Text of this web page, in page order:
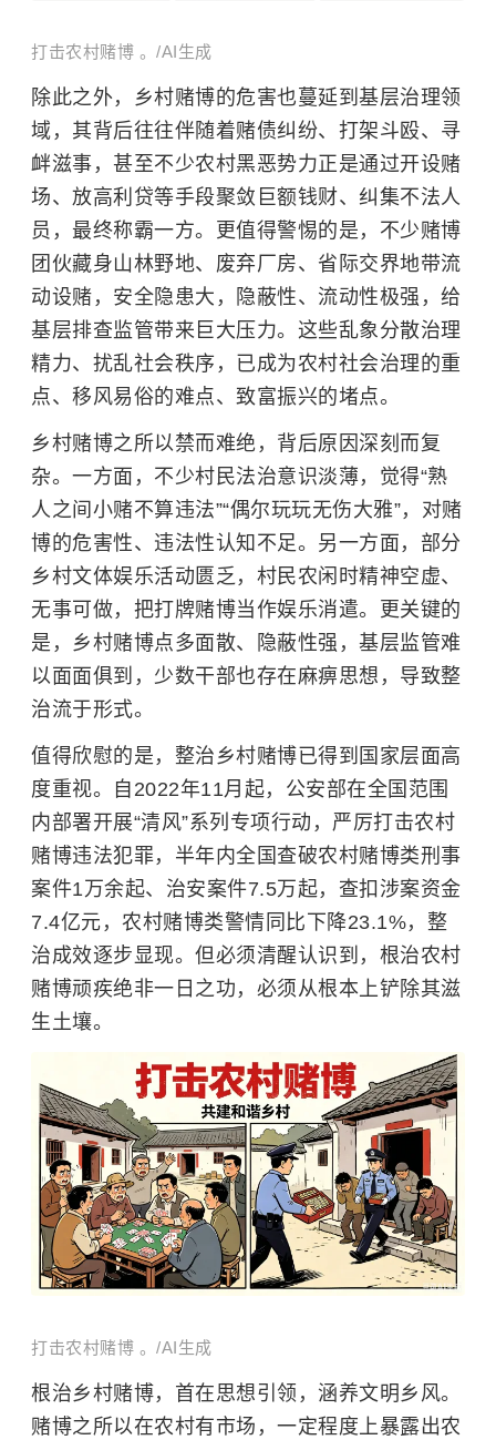
打击农村赌博 。/AI生成
除此之外，乡村赌博的危害也蔓延到基层治理领
域，其背后往往伴随着赌债纠纷、打架斗殴、寻
衅滋事，甚至不少农村黑恶势力正是通过开设赌
场、放高利贷等手段聚敛巨额钱财、纠集不法人
员，最终称霸一方。更值得警惕的是，不少赌博
团伙藏身山林野地、废弃厂房、省际交界地带流
动设赌，安全隐患大，隐蔽性、流动性极强，给
基层排查监管带来巨大压力。这些乱象分散治理
精力、扰乱社会秩序，已成为农村社会治理的重
点、移风易俗的难点、致富振兴的堵点。
乡村赌博之所以禁而难绝，背后原因深刻而复
杂。 一方面，不少村民法治意识淡薄，觉得“熟
人之间小赌不算违法”“偶尔玩玩无伤大雅”，对赌
博的危害性、违法性认知不足。另一方面，部分
乡村文体娱乐活动匮乏，村民农闲时精神空虚、
无事可做，把打牌赌博当作娱乐消遣。更关键的
是，乡村赌博点多面散、隐蔽性强，基层监管难
以面面俱到，少数干部也存在麻痹思想，导致整
治流于形式。
值得欣慰的是，整治乡村赌博已得到国家层面高
度重视。自2022年11月起，公安部在全国范围
内部署开展“清风”系列专项行动，严厉打击农村
赌博违法犯罪，半年内全国查破农村赌博类刑事
案件1万余起、治安案件7.5万起，查扣涉案资金
7.4亿元，农村赌博类警情同比下降23.1%，整
治成效逐步显现。但必须清醒认识到，根治农村
赌博顽疾绝非一日之功，必须从根本上铲除其滋
生土壤。
打击农村赌博 。/AI生成
根治乡村赌博，首在思想引领，涵养文明乡风。
赌博之所以在农村有市场，一定程度上暴露出农